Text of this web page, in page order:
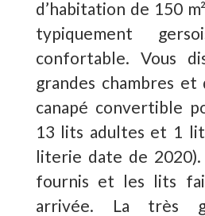
d’habitation de 150
typiquement
confortable. Vous
grandes chambres et
canapé convertible
13 lits adultes et 1
literie date de 2020).
fournis et les lits
arrivée. La très